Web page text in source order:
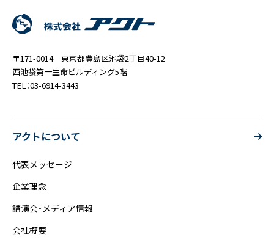
〒171-0014 東京都豊島区池袋2丁目40-12
西池袋第一生命ビルディング5階
TEL：03-6914-3443
アクトについて
代表メッセージ
企業理念
講演会・メディア情報
会社概要